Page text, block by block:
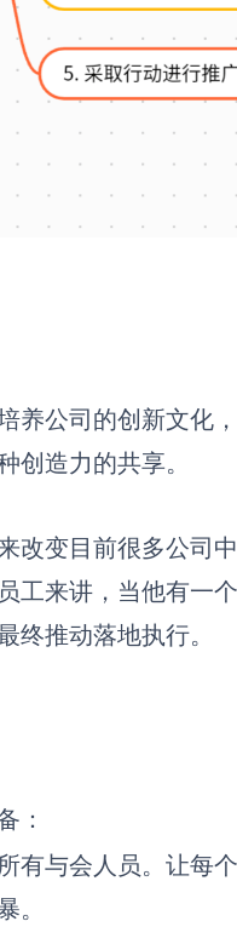
养公司的创新文化
创造力的共享。
改变目前很多公司
工来讲，当他有一
终推动落地执行。
：
有与会人员。让每
。